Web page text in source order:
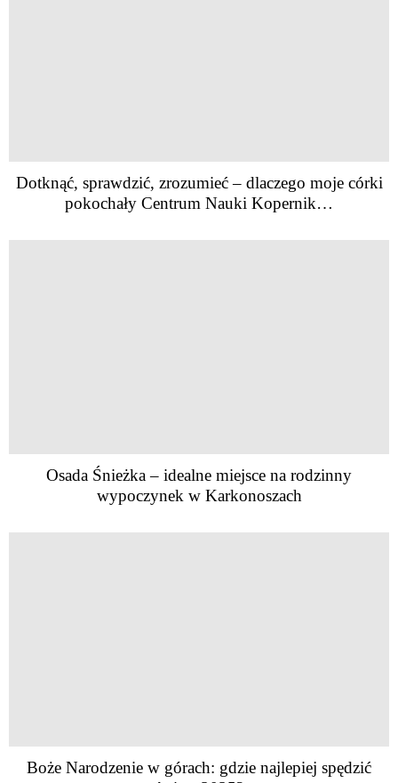
Dotknąć, sprawdzić, zrozumieć – dlaczego moje córki
pokochały Centrum Nauki Kopernik…
Osada Śnieżka – idealne miejsce na rodzinny
wypoczynek w Karkonoszach
Boże Narodzenie w górach: gdzie najlepiej spędzić